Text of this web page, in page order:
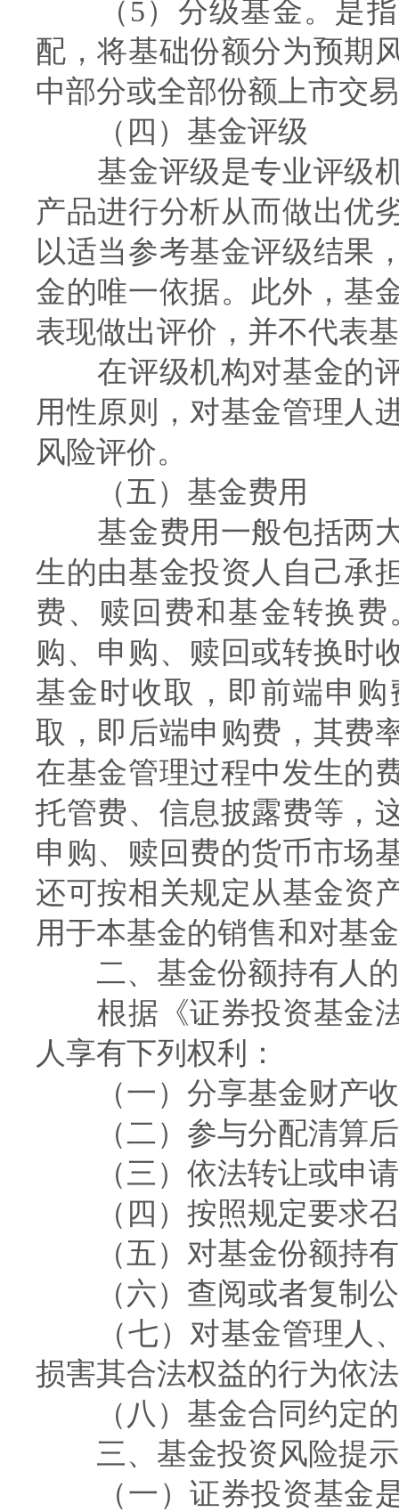
（5）分级基金。是指
配，将基础份额分为预期
中部分或全部份额上市交
（四）基金评级
基金评级是专业评级机
产品进行分析从而做出优
以适当参考基金评级结果
金的唯一依据。此外，基
表现做出评价，并不代表
在评级机构对基金的评
用性原则，对基金管理人
风险评价。
（五）基金费用
基金费用一般包括两大
生的由基金投资人自己承
费、赎回费和基金转换
购、申购、赎回或转换时
基金时收取，即前端申
取，即后端申购费，其费
在基金管理过程中发生的
托管费、信息披露费等，
申购、赎回费的货币市场
还可按相关规定从基金资
用于本基金的销售和对基
二、基金份额持有人
根据《证券投资基金法
人享有下列权利：
（一）分享基金财产
（二）参与分配清算后
（三）依法转让或申请
（四）按照规定要求召
（五）对基金份额持有
（六）查阅或者复制公
（七）对基金管理人、
损害其合法权益的行为依
（八）基金合同约定的
三、基金投资风险提示
（一）证券投资基金是